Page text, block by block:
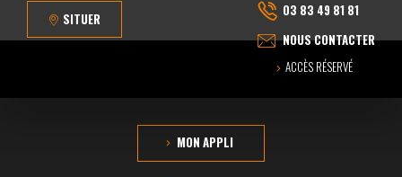
SITUER
03 83 49 81 81
NOUS CONTACTER
ACCÈS RÉSERVÉ
MON APPLI